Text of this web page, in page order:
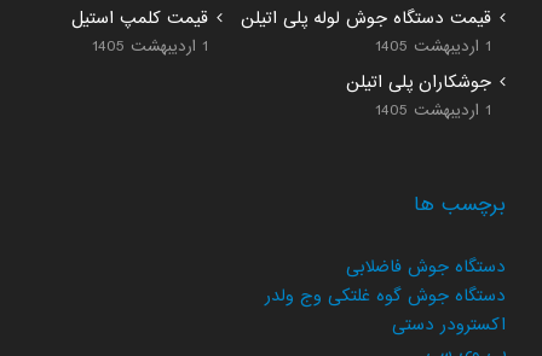
قیمت دستگاه جوش لوله پلی اتیلن
1 اردیبهشت 1405
قیمت کلمپ استیل
1 اردیبهشت 1405
جوشکاران پلی اتیلن
1 اردیبهشت 1405
برچسب ها
دستگاه جوش فاضلابی
دستگاه جوش گوه غلتکی وج ولدر
اکسترودر دستی